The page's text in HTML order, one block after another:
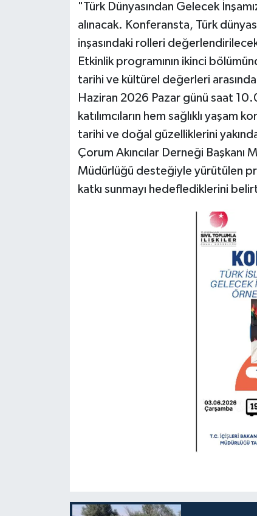
"Türk Dünyasından Gelecek
alınacak. Konferansta, Türk
inşasındaki rolleri
Etkinlik programının ikinci
tarihi ve kültürel değerleri
Haziran 2026 Pazar günü saat
katılımcıların hem sağlıklı yaşam
tarihi ve doğal güzelliklerini
Çorum Akıncılar Derneği Başkanı
Müdürlüğü desteğiyle yürütülen
katkı sunmayı hedeflediklerini